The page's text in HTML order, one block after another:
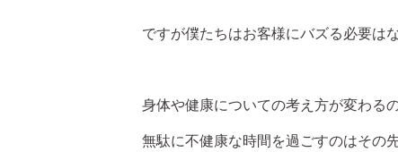
ですが僕たちはお客様にバズる必要は
身体や健康についての考え方が変わる
無駄に不健康な時間を過ごすのはその